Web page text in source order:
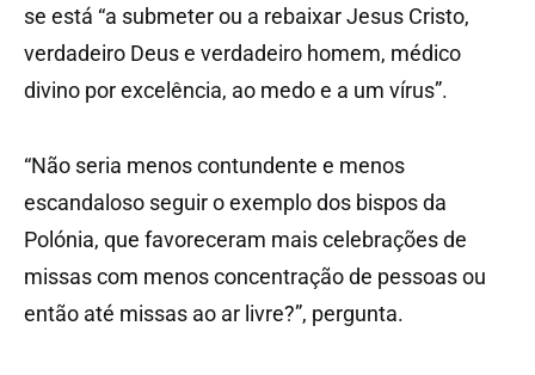
se está “a submeter ou a rebaixar Jesus Cristo,
verdadeiro Deus e verdadeiro homem, médico
divino por excelência, ao medo e a um vírus”.
“Não seria menos contundente e menos
escandaloso seguir o exemplo dos bispos da
Polónia, que favoreceram mais celebrações de
missas com menos concentração de pessoas ou
então até missas ao ar livre?”, pergunta.